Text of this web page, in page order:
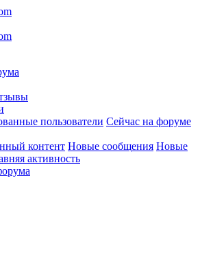
пользователи Сейчас на форуме
контент Новые сообщения Новые
активность